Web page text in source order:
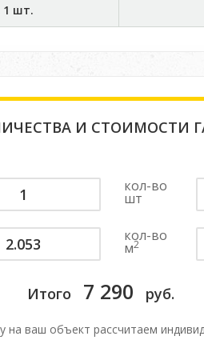
1 шт.
И СТОИМОСТИ
кол-во
шт
кол-во
м2
Итого 7 290 руб.
на ваш объект расcчитаем